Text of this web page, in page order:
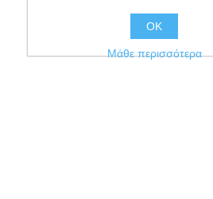
ΟΚ
Μάθε περισσότερα